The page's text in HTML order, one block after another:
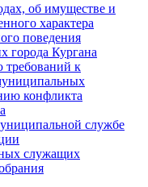
об имуществе и
характера
поведения
города Кургана
к
конфликта
службе
служащих